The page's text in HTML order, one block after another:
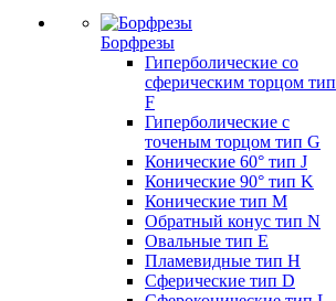
Борфрезы
Гиперболические cо
сферическим торцом тип
F
Гиперболические с
точеным торцом тип G
Конические 60° тип J
Конические 90° тип K
Конические тип M
Обратный конус тип N
Овальные тип E
Пламевидные тип H
Сферические тип D